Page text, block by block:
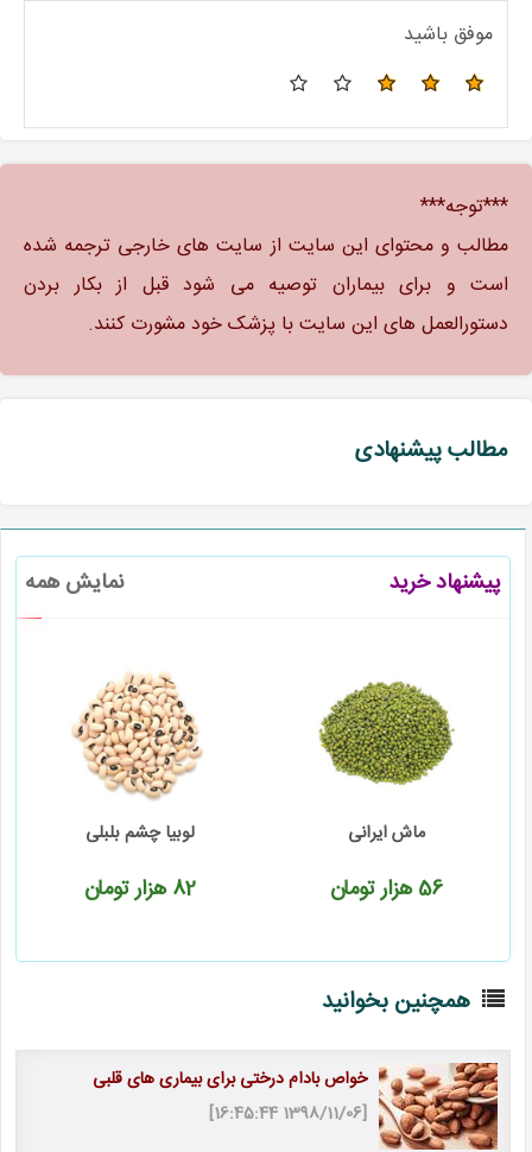
موفق باشید
***توجه***
مطالب و محتوای این سایت از سایت های خارجی ترجمه شده
است و برای بیماران توصیه می شود قبل از بکار بردن
دستورالعمل های این سایت با پزشک خود مشورت کنند.
مطالب پیشنهادی
پیشنهاد خرید نمایش همه
ماش ایرانی
56هزار تومان
لوبیا چشم بلبلی
82هزار تومان
همچنین بخوانید
خواص بادام درختی برای بیماری های قلبی
[1398/11/06 16:45:44]